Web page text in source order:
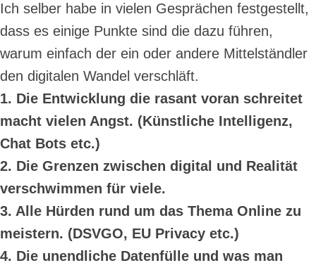
Ich selber habe in vielen Gesprächen festgestellt,
dass es einige Punkte sind die dazu führen,
warum einfach der ein oder andere Mittelständler
den digitalen Wandel verschläft.
1. Die Entwicklung die rasant voran schreitet
macht vielen Angst. (Künstliche Intelligenz,
Chat Bots etc.)
2. Die Grenzen zwischen digital und Realität
verschwimmen für viele.
3. Alle Hürden rund um das Thema Online zu
meistern. (DSVGO, EU Privacy etc.)
4. Die unendliche Datenfülle und was man